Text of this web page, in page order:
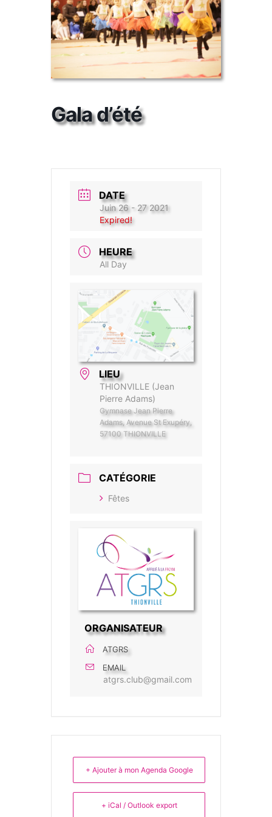
Gala d’été
DATE
Juin 26 - 27 2021
Expired!
HEURE
All Day
LIEU
THIONVILLE (Jean
Pierre Adams)
Gymnase Jean Pierre
Adams, Avenue St Exupéry,
57100 THIONVILLE
CATÉGORIE
Fêtes
ORGANISATEUR
ATGRS
EMAIL
atgrs.club@gmail.com
+ Ajouter à mon Agenda Google
+ iCal / Outlook export